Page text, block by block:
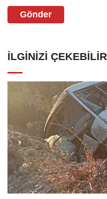
Gönder
İLGINIZI ÇEKEBILIR